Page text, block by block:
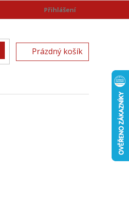
Přihlášení
NÁKUPNÍ
KOŠÍK
Prázdný košík